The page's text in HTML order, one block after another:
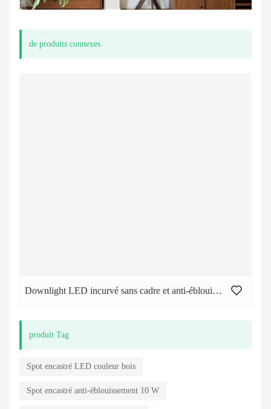
de produits connexes
Downlight LED incurvé sans cadre et anti-éblouissement en aluminium intégré
produit Tag
Spot encastré LED couleur bois
Spot encastré anti-éblouissement 10 W